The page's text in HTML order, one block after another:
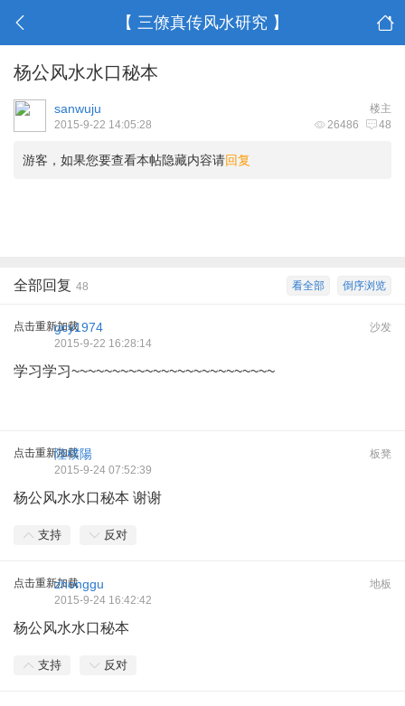
【 三僚真传风水研究 】
杨公风水水口秘本
楼主
sanwuju
26486 48
2015-9-22 14:05:28
游客，如果您要查看本帖隐藏内容请回复
倒序浏览
看全部
全部回复 48
点击重新加载 沙发
gcy1974
2015-9-22 16:28:14
学习学习~~~~~~~~~~~~~~~~~~~~~~~~~
点击重新加载 板凳
陸樸陽
2015-9-24 07:52:39
杨公风水水口秘本 谢谢
支持 反对
点击重新加载 地板
zhonggu
2015-9-24 16:42:42
杨公风水水口秘本
支持 反对